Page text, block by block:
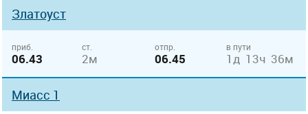
Златоуст
приб.
06.43
ст.
2м
отпр.
06.45
в пути
1д 13ч 36м
Миасс 1